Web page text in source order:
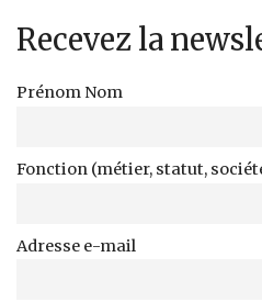
Recevez la
Prénom Nom
Fonction (métier, statut,
Adresse e-mail